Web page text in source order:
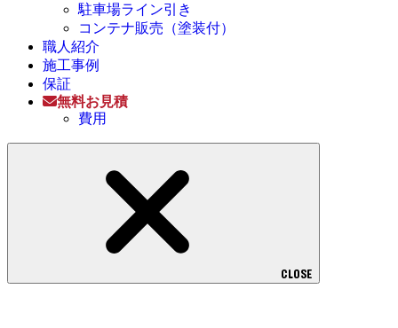
駐車場ライン引き
コンテナ販売（塗装付）
職人紹介
施工事例
保証
無料お見積
費用
CLOSE